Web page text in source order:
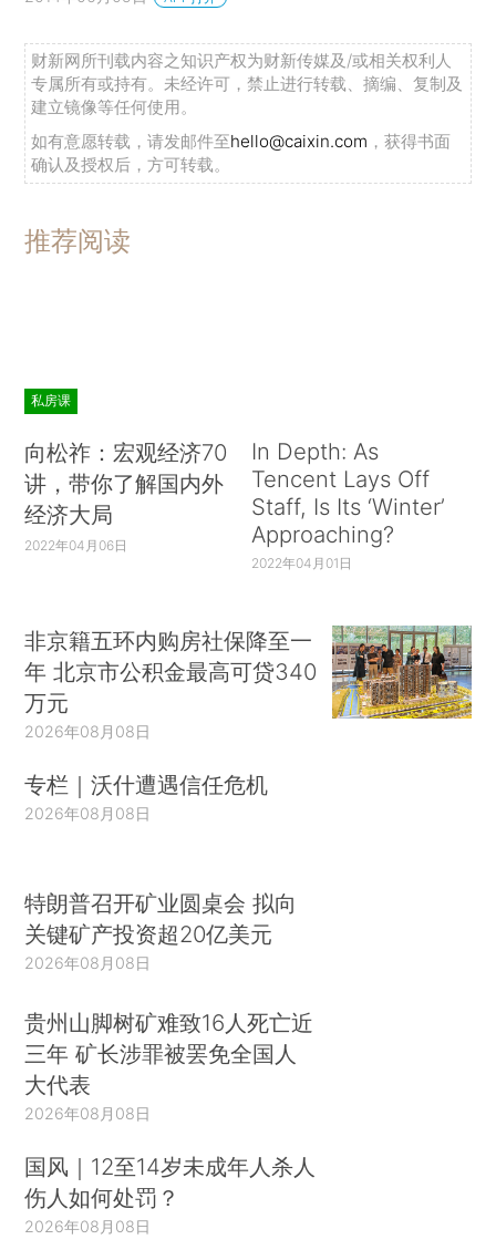
财新网所刊载内容之知识产权为财新传媒及/或相关权利人
专属所有或持有。未经许可，禁止进行转载、摘编、复制及
建立镜像等任何使用。
如有意愿转载，请发邮件至hello@caixin.com ，获得书面
确认及授权后，方可转载。
推荐阅读
私房课
向松祚：宏观经济70
讲，带你了解国内外
经济大局
2022年04月06日
In Depth: As
Tencent Lays Off
Staff, Is Its ‘Winter’
Approaching?
2022年04月01日
非京籍五环内购房社保降至一
年 北京市公积金最高可贷340
万元
2026年08月08日
专栏｜沃什遭遇信任危机
2026年08月08日
特朗普召开矿业圆桌会 拟向
关键矿产投资超20亿美元
2026年08月08日
贵州山脚树矿难致16人死亡近
三年 矿长涉罪被罢免全国人
大代表
2026年08月08日
国风｜12至14岁未成年人杀人
伤人如何处罚？
2026年08月08日